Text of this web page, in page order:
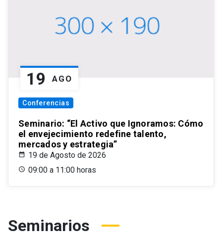
19 AGO
Conferencias
Seminario: “El Activo que Ignoramos: Cómo
el envejecimiento redefine talento,
mercados y estrategia”
19 de Agosto de 2026
09:00 a 11:00 horas
Seminarios